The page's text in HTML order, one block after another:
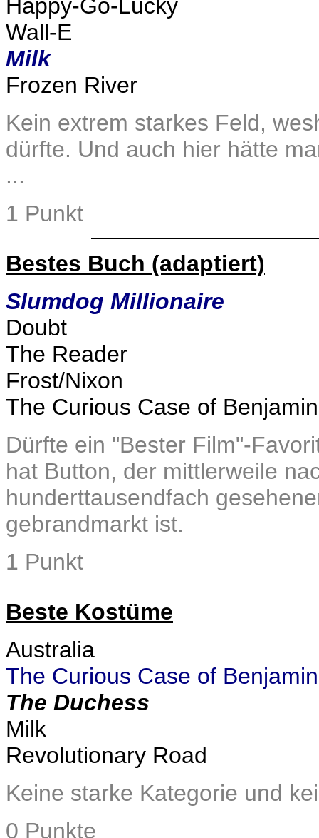
Happy-Go-Lucky
Wall-E
Milk
Frozen River
Kein extrem starkes Feld,
dürfte. Und auch hier hätte
...
1 Punkt
Bestes Buch (adaptiert)
Slumdog Millionaire
Doubt
The Reader
Frost/Nixon
The Curious Case of
Dürfte ein "Bester Film"-
hat Button, der mittlerweile
hunderttausendfach
gebrandmarkt ist.
1 Punkt
Beste Kostüme
Australia
The Curious Case of
The Duchess
Milk
Revolutionary Road
Keine starke Kategorie und
0 Punkte